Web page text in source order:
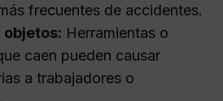
frecuentes de accidentes.
objetos: Herramientas o
caen pueden causar
a trabajadores o